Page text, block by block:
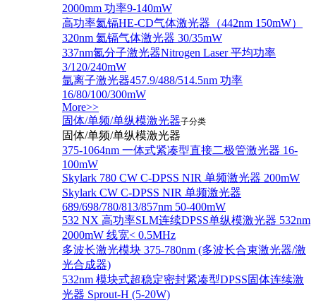
2000mm 功率9-140mW
高功率氦镉HE-CD气体激光器（442nm 150mW）
320nm 氦镉气体激光器 30/35mW
337nm氮分子激光器Nitrogen Laser 平均功率
3/120/240mW
氩离子激光器457.9/488/514.5nm 功率
16/80/100/300mW
More>>
固体/单频/单纵模激光器子分类
固体/单频/单纵模激光器
375-1064nm 一体式紧凑型直接二极管激光器 16-
100mW
Skylark 780 CW C-DPSS NIR 单频激光器 200mW
Skylark CW C-DPSS NIR 单频激光器
689/698/780/813/857nm 50-400mW
532 NX 高功率SLM连续DPSS单纵模激光器 532nm
2000mW 线宽< 0.5MHz
多波长激光模块 375-780nm (多波长合束激光器/激
光合成器)
532nm 模块式超稳定密封紧凑型DPSS固体连续激
光器 Sprout-H (5-20W)